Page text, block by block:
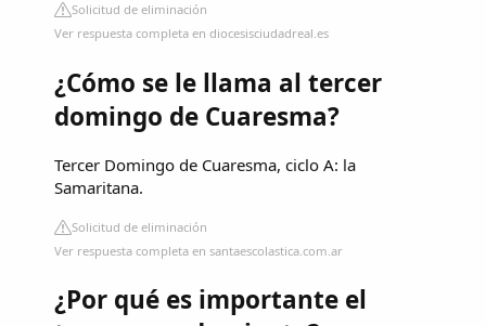
Solicitud de eliminación
Ver respuesta completa en diocesisciudadreal.es
¿Cómo se le llama al tercer
domingo de Cuaresma?
Tercer Domingo de Cuaresma, ciclo A: la
Samaritana.
Solicitud de eliminación
Ver respuesta completa en santaescolastica.com.ar
¿Por qué es importante el